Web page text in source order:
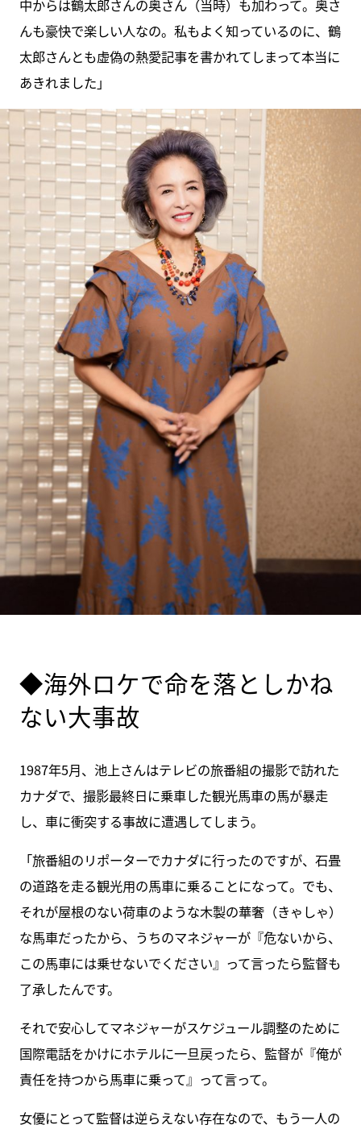
中からは鶴太郎さんの奥さん（当時）も加わって。奥さ
んも豪快で楽しい人なの。私もよく知っているのに、鶴
太郎さんとも虚偽の熱愛記事を書かれてしまって本当に
あきれました」
◆海外ロケで命を落としかね
ない大事故
1987年5月、池上さんはテレビの旅番組の撮影で訪れた
カナダで、撮影最終日に乗車した観光馬車の馬が暴走
し、車に衝突する事故に遭遇してしまう。
「旅番組のリポーターでカナダに行ったのですが、石畳
の道路を走る観光用の馬車に乗ることになって。でも、
それが屋根のない荷車のような木製の華奢（きゃしゃ）
な馬車だったから、うちのマネジャーが『危ないから、
この馬車には乗せないでください』って言ったら監督も
了承したんです。
それで安心してマネジャーがスケジュール調整のために
国際電話をかけにホテルに一旦戻ったら、監督が『俺が
責任を持つから馬車に乗って』って言って。
女優にとって監督は逆らえない存在なので、もう一人の